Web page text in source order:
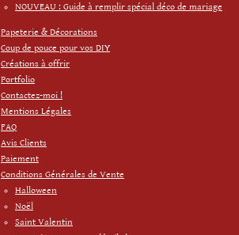
NOUVEAU : Guide à remplir spécial déco de mariage
Papeterie & Décorations
Coup de pouce pour vos DIY
Créations à offrir
Portfolio
Contactez-moi !
Mentions Légales
FAQ
Avis Clients
Paiement
Conditions Générales de Vente
Halloween
Noël
Saint Valentin